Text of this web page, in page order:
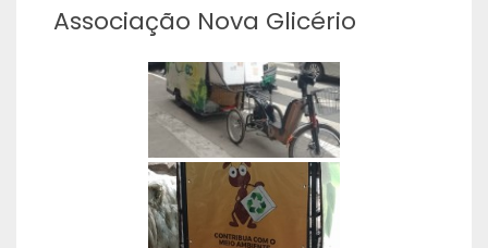
Associação Nova Glicério